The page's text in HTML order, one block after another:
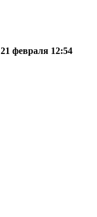
21 февраля 12:54